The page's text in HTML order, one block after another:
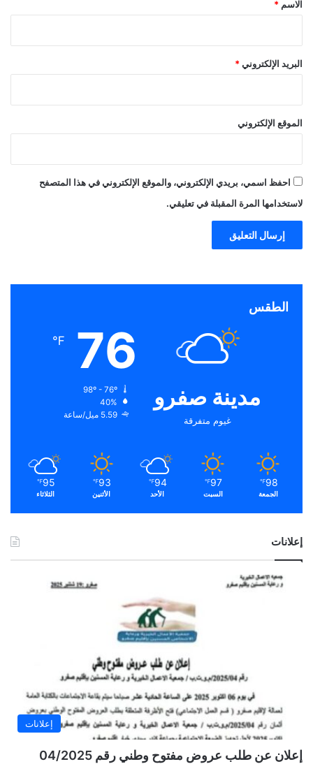
الاسم *
البريد الإلكتروني *
الموقع الإلكتروني
احفظ اسمي، بريدي الإلكتروني، والموقع الإلكتروني في هذا المتصفح
لاستخدامها المرة المقبلة في تعليقي.
الطقس
مدينة صفرو
غيوم متفرقة
76
℉
40%
5.59 ميل/ساعة
98
℉
الجمعة
97
℉
السبت
94
℉
الأحد
93
℉
الأثنين
95
℉
الثلاثاء
إعلانات
إعلانات
إعلان عن طلب عروض مفتوح وطني رقم 04/2025